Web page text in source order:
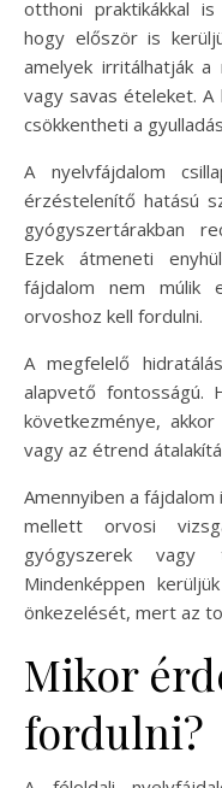
otthoni praktikákkal
hogy először is
amelyek irritálhatják
vagy savas ételeket.
csökkentheti a
A nyelvfájdalom
érzéstelenítő hatású
gyógyszertárakban
Ezek átmeneti
fájdalom nem múlik
orvoshoz kell fordulni.
A megfelelő
alapvető fontosságú.
következménye,
vagy az étrend
Amennyiben a
mellett orvosi
gyógyszerek vagy
Mindenképpen
önkezelését, mert az
Mikor
fordulni?